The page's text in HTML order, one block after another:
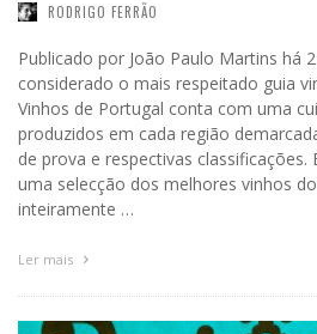
RODRIGO FERRÃO
Publicado por João Paulo Martins há
considerado o mais respeitado guia
Vinhos de Portugal conta com uma
produzidos em cada região
de prova e respectivas classificações.
uma selecção dos melhores vinhos
inteiramente …
Ler mais